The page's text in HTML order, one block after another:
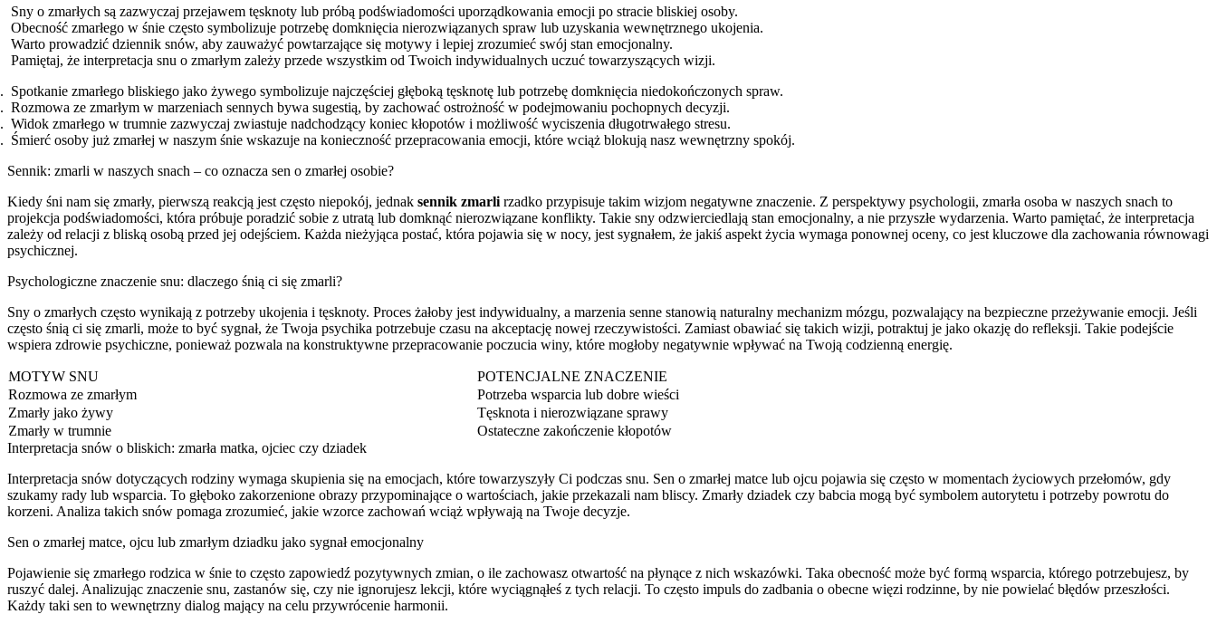
Sny o zmarłych są zazwyczaj przejawem tęsknoty lub próbą podświadomości uporządkowania emocji po stracie bliskiej osoby.
Obecność zmarłego w śnie często symbolizuje potrzebę domknięcia nierozwiązanych spraw lub uzyskania wewnętrznego ukojenia.
Warto prowadzić dziennik snów, aby zauważyć powtarzające się motywy i lepiej zrozumieć swój stan emocjonalny.
Pamiętaj, że interpretacja snu o zmarłym zależy przede wszystkim od Twoich indywidualnych uczuć towarzyszących wizji.
Spotkanie zmarłego bliskiego jako żywego symbolizuje najczęściej głęboką tęsknotę lub potrzebę domknięcia niedokończonych spraw.
Rozmowa ze zmarłym w marzeniach sennych bywa sugestią, by zachować ostrożność w podejmowaniu pochopnych decyzji.
Widok zmarłego w trumnie zazwyczaj zwiastuje nadchodzący koniec kłopotów i możliwość wyciszenia długotrwałego stresu.
Śmierć osoby już zmarłej w naszym śnie wskazuje na konieczność przepracowania emocji, które wciąż blokują nasz wewnętrzny spokój.
Sennik: zmarli w naszych snach – co oznacza sen o zmarłej osobie?
Kiedy śni nam się zmarły, pierwszą reakcją jest często niepokój, jednak sennik zmarli rzadko przypisuje takim wizjom negatywne znaczenie. Z perspektywy psychologii, zmarła osoba w naszych snach to
projekcja podświadomości, która próbuje poradzić sobie z utratą lub domknąć nierozwiązane konflikty. Takie sny odzwierciedlają stan emocjonalny, a nie przyszłe wydarzenia. Warto pamiętać, że interpretacja
zależy od relacji z bliską osobą przed jej odejściem. Każda nieżyjąca postać, która pojawia się w nocy, jest sygnałem, że jakiś aspekt życia wymaga ponownej oceny, co jest kluczowe dla zachowania równowagi
psychicznej.
Psychologiczne znaczenie snu: dlaczego śnią ci się zmarli?
Sny o zmarłych często wynikają z potrzeby ukojenia i tęsknoty. Proces żałoby jest indywidualny, a marzenia senne stanowią naturalny mechanizm mózgu, pozwalający na bezpieczne przeżywanie emocji. Jeśli
często śnią ci się zmarli, może to być sygnał, że Twoja psychika potrzebuje czasu na akceptację nowej rzeczywistości. Zamiast obawiać się takich wizji, potraktuj je jako okazję do refleksji. Takie podejście
wspiera zdrowie psychiczne, ponieważ pozwala na konstruktywne przepracowanie poczucia winy, które mogłoby negatywnie wpływać na Twoją codzienną energię.
MOTYW SNU
POTENCJALNE ZNACZENIE
Rozmowa ze zmarłym
Potrzeba wsparcia lub dobre wieści
Zmarły jako żywy
Tęsknota i nierozwiązane sprawy
Zmarły w trumnie
Ostateczne zakończenie kłopotów
Interpretacja snów o bliskich: zmarła matka, ojciec czy dziadek
Interpretacja snów dotyczących rodziny wymaga skupienia się na emocjach, które towarzyszyły Ci podczas snu. Sen o zmarłej matce lub ojcu pojawia się często w momentach życiowych przełomów, gdy
szukamy rady lub wsparcia. To głęboko zakorzenione obrazy przypominające o wartościach, jakie przekazali nam bliscy. Zmarły dziadek czy babcia mogą być symbolem autorytetu i potrzeby powrotu do
korzeni. Analiza takich snów pomaga zrozumieć, jakie wzorce zachowań wciąż wpływają na Twoje decyzje.
Sen o zmarłej matce, ojcu lub zmarłym dziadku jako sygnał emocjonalny
Pojawienie się zmarłego rodzica w śnie to często zapowiedź pozytywnych zmian, o ile zachowasz otwartość na płynące z nich wskazówki. Taka obecność może być formą wsparcia, którego potrzebujesz, by
ruszyć dalej. Analizując znaczenie snu, zastanów się, czy nie ignorujesz lekcji, które wyciągnąłeś z tych relacji. To często impuls do zadbania o obecne więzi rodzinne, by nie powielać błędów przeszłości.
Każdy taki sen to wewnętrzny dialog mający na celu przywrócenie harmonii.